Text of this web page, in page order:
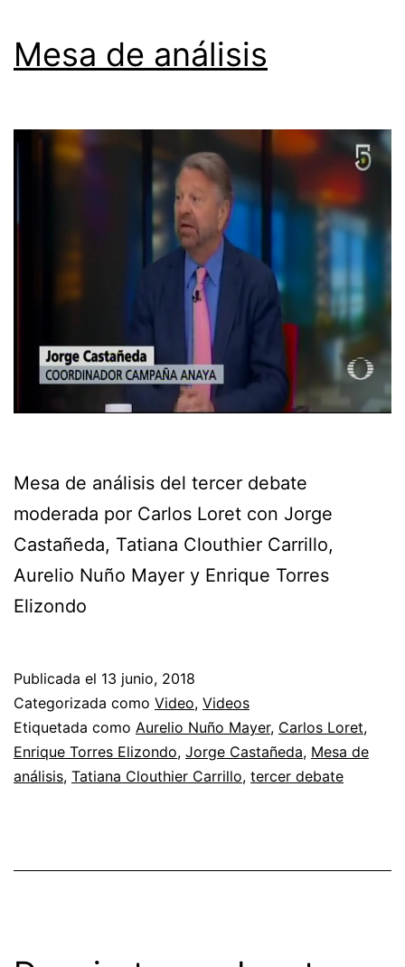
Mesa de análisis
Mesa de análisis del tercer debate
moderada por Carlos Loret con Jorge
Castañeda, Tatiana Clouthier Carrillo,
Aurelio Nuño Mayer y Enrique Torres
Elizondo
Publicada el 13 junio, 2018
Categorizada como Video, Videos
Etiquetada como Aurelio Nuño Mayer, Carlos Loret,
Enrique Torres Elizondo, Jorge Castañeda, Mesa de
análisis, Tatiana Clouthier Carrillo, tercer debate